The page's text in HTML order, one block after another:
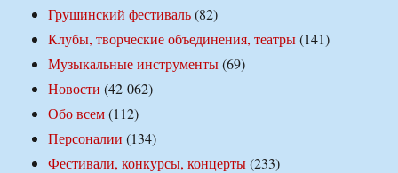
Грушинский фестиваль(82)
Клубы, творческие объединения, театры(141)
Музыкальные инструменты(69)
Новости (42 062)
Обо всем(112)
Персоналии (134)
Фестивали, конкурсы, концерты(233)